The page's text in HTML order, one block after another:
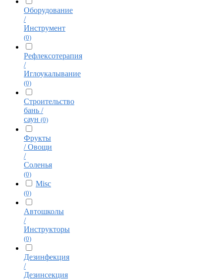
Оборудование
/
Инструмент
(0)
Рефлексотерапия
/
Иглоукалывание
(0)
Строительство
бань /
саун (0)
Фрукты
/ Овощи
/
Соленья
(0)
Misc
(0)
Автошколы
/
Инструкторы
(0)
Дезинфекция
/
Дезинсекция